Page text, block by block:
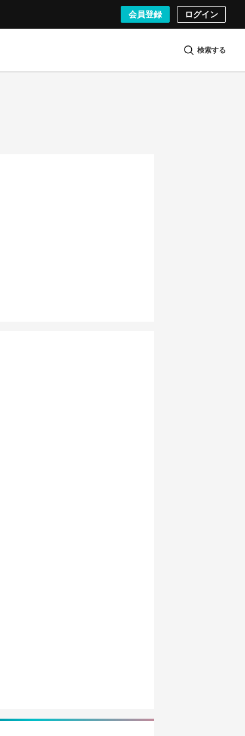
会員登録 ログイン
検索する